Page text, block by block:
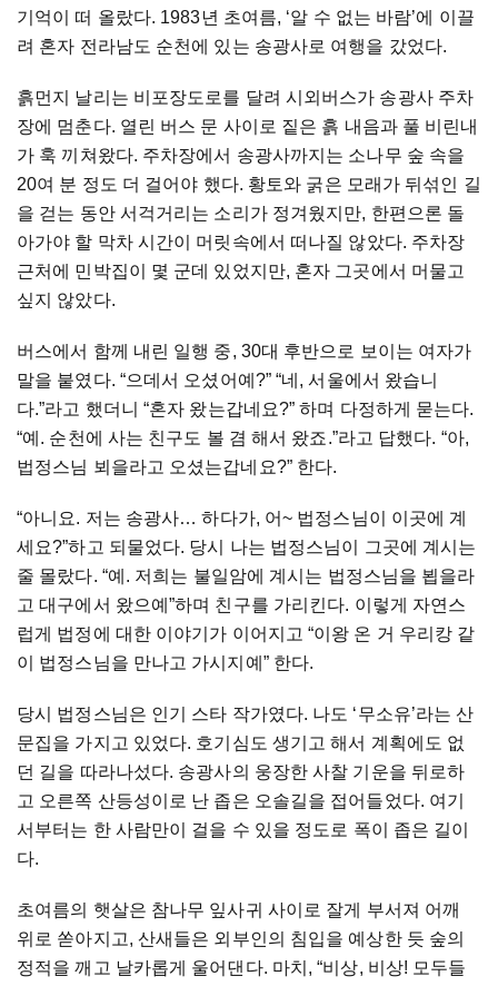
기억이
떠 올랐다. 1983년 초여름, ‘알 수 없는 바람’에
이끌
려 혼자 전라남도 순천에 있는 송광사로 여행을 갔었다.
흙먼지 날리는 비포장도로를 달려 시외버스가 송광사 주차
장에 멈춘다. 열린 버스 문 사이로 짙은 흙 내음과 풀 비린내
가 훅 끼쳐왔다. 주차장에서 송광사까지는 소나무 숲 속을
20여 분 정도 더 걸어야 했다. 황토와 굵은 모래가 뒤섞인 길
을 걷는 동안 서걱거리는 소리가 정겨웠지만, 한편으론 돌
아가야 할 막차 시간이 머릿속에서 떠나질 않았다. 주차장
근처에 민박집이 몇 군데 있었지만, 혼자 그곳에서 머물고
싶지
않았다.
버스에서 함께 내린 일행 중, 30대 후반으로 보이는 여자가
말을 붙였다. “으데서 오셨어예 ?” “네 ,서울에서 왔습니
다.”라고 했더니 “혼자 왔는갑네요?”하며 다정하게 묻는다.
“예 . 순천에 사는 친구도 볼 겸 해서 왔죠.”라고 답했다. “아,
법정스님 뵈을라고 오셨는갑네요?” 한다.
“아니요. 저는 송광사…하다가, 어~ 법정스님이 이곳에 계
세요?”하고 되물었다. 당시 나는 법정스님이 그곳에 계시는
줄 몰랐다. “예 . 저희는 불일암에 계시는 법정스님을 뵙을라
고 대구에서 왔으예”하며 친구를 가리킨다. 이렇게 자연스
럽게 법정에 대한 이야기가 이어지고 “이왕 온 거 우리캉 같
이
법정스님을 만나고 가시지예 ” 한다.
당시 법정스님은 인기 스타 작가였다. 나도 ‘무소유’라는 산
문집을 가지고 있었다. 호기심도 생기고 해서 계획에도 없
던 길을 따라나섰다. 송광사의 웅장한 사찰 기운을 뒤로하
고 오른쪽 산등성이로 난 좁은 오솔길을 접어들었다. 여기
서부터는 한 사람만이 걸을 수 있을 정도로 폭이 좁은 길이
다.
초여름의 햇살은 참나무 잎사귀 사이로 잘게 부서져 어깨
위로 쏟아지고, 산새들은 외부인의 침입을 예상한 듯 숲의
정적을 깨고 날카롭게 울어댄다. 마치 , “비상, 비상! 모두들